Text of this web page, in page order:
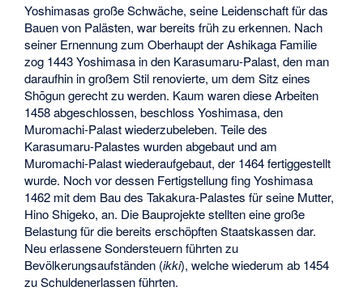
Yoshimasas große Schwäche, seine Leidenschaft für das
Bauen von Palästen, war bereits früh zu erkennen. Nach
seiner Ernennung zum Oberhaupt der Ashikaga Familie
zog 1443 Yoshimasa in den Karasumaru-Palast, den man
daraufhin in großem Stil renovierte, um dem Sitz eines
Shōgun gerecht zu werden. Kaum waren diese Arbeiten
1458 abgeschlossen, beschloss Yoshimasa, den
Muromachi-Palastwiederzubeleben. Teile des
Karasumaru-Palastes wurden abgebaut und am
Muromachi-Palast wiederaufgebaut, der 1464 fertiggestellt
wurde. Noch vor dessen Fertigstellung fing Yoshimasa
1462 mit dem Bau des Takakura-Palastes für seine Mutter,
Hino Shigeko, an. Die Bauprojekte stellten eine große
Belastung für die bereits erschöpften Staatskassen dar.
Neu erlassene Sondersteuern führten zu
Bevölkerungsaufständen (ikki), welche wiederum ab 1454
zu Schuldenerlassen führten.